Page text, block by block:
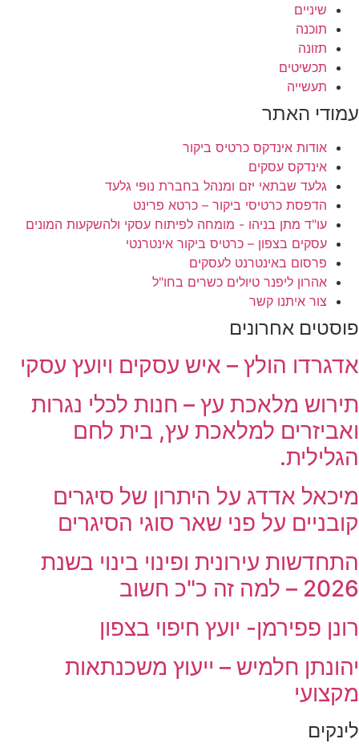
שיניים
תוכנה
תזונה
תכשיטים
תעשייה
עמודי האתר
אודות אינדקס כרטיס ביקור
אינדקס עסקים
גלעד שבתאי יזם ומנהל בחברת נופי גלעד
הדפסת כרטיסי ביקור – כרטא פרינט
עו"ד מתן בניהו - מומחה לפיתוח עסקי ולהשקעות המונים
עסקים בצפון – כרטיס ביקור אינטרנטי
פרסום באינטרנט לעסקים
אהרון ליפנר טיולים כשרים בחו"ל
צור איתנו קשר
פוסטים אחרונים
אדגרדו הולץ – איש עסקים ויועץ עסקי
תירוש מלאכת עץ – חנות לכלי נגרות
ואביזרים למלאכת עץ, בית לחם
הגלילית.
מיכאל אדדג על היתרון של סיגרים
קובניים על פני שאר סוגי הסיגרים
התחדשות עירונית ופינוי בינוי בשנת
2026 – למה זה כ"כ חשוב
רונן פפירמן- יועץ חיפוי בצפון
יהונתן חלמיש – ייעוץ משכנתאות
מקצועי
לינקים